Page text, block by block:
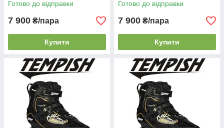
Готово до відправки
7 900 ₴/пара
Купити
Готово до відправки
7 900 ₴/пара
Купити